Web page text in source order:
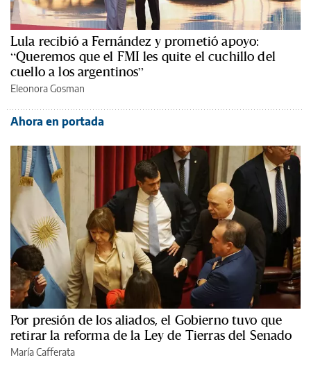
Lula recibió a Fernández y prometió apoyo:
“Queremos que el FMI les quite el cuchillo del
cuello a los argentinos”
Eleonora Gosman
Ahora en portada
Por presión de los aliados, el Gobierno tuvo que
retirar la reforma de la Ley de Tierras del Senado
María Cafferata